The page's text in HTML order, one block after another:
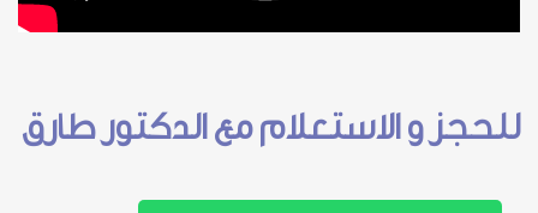
للحجز و الاستعلام مع الدكتور طارق